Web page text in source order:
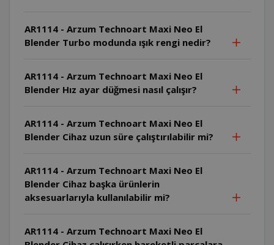
AR1114 - Arzum Technoart Maxi Neo El
Blender Turbo modunda ışık rengi nedir?
AR1114 - Arzum Technoart Maxi Neo El
Blender Hız ayar düğmesi nasıl çalışır?
AR1114 - Arzum Technoart Maxi Neo El
Blender Cihaz uzun süre çalıştırılabilir mi?
AR1114 - Arzum Technoart Maxi Neo El
Blender Cihaz başka ürünlerin
aksesuarlarıyla kullanılabilir mi?
AR1114 - Arzum Technoart Maxi Neo El